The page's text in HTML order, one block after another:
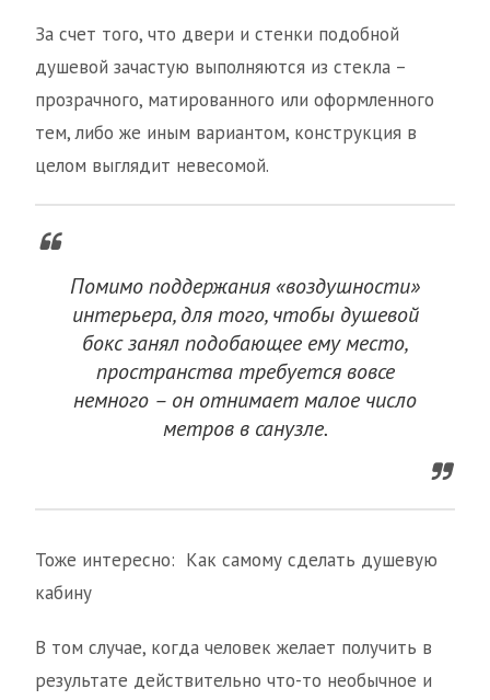
За счет того, что двери и стенки подобной
душевой зачастую выполняются из стекла –
прозрачного, матированного или оформленного
тем, либо же иным вариантом, конструкция в
целом выглядит невесомой.
Помимо поддержания «воздушности»
интерьера, для того, чтобы душевой
бокс занял подобающее ему место,
пространства требуется вовсе
немного – он отнимает малое число
метров в санузле.
Тоже интересно: Как самому сделать душевую
кабину
В том случае, когда человек желает получить в
результате действительно что-то необычное и